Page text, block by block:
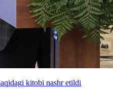
kitobi nashr etildi